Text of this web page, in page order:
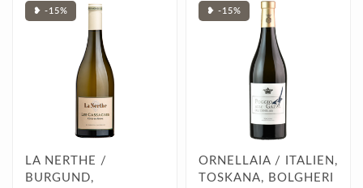
❥ -15%
LA NERTHE /
BURGUND,
❥ -15%
ORNELLAIA / ITALIEN,
TOSKANA, BOLGHERI